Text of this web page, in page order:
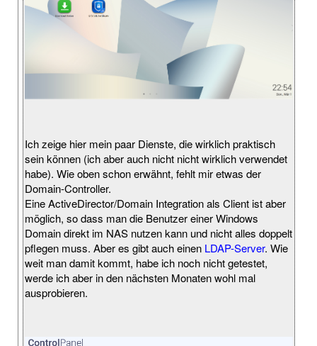
Ich zeige hier mein paar Dienste, die wirklich praktisch
sein können (ich aber auch nicht nicht wirklich verwendet
habe). Wie oben schon erwähnt, fehlt mir etwas der
Domain-Controller.
Eine ActiveDirector/Domain Integration als Client ist aber
möglich, so dass man die Benutzer einer Windows
Domain direkt im NAS nutzen kann und nicht alles doppelt
pflegen muss. Aber es gibt auch einen LDAP-Server. Wie
weit man damit kommt, habe ich noch nicht getestet,
werde ich aber in den nächsten Monaten wohl mal
ausprobieren.